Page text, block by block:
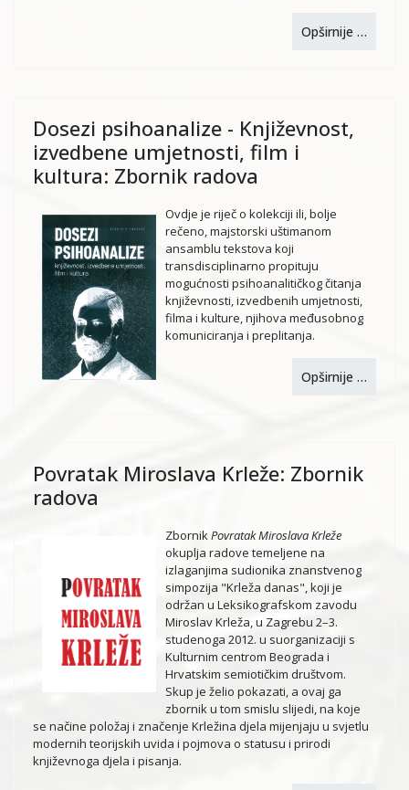
Opširnije …
Dosezi psihoanalize - Književnost,
izvedbene umjetnosti, film i
kultura: Zbornik radova
Ovdje je riječ o kolekciji ili, bolje
rečeno, majstorski uštimanom
ansamblu tekstova koji
transdisciplinarno propituju
mogućnosti psihoanalitičkog čitanja
književnosti, izvedbenih umjetnosti,
filma i kulture, njihova međusobnog
komuniciranja i preplitanja.
Opširnije …
Povratak Miroslava Krleže: Zbornik
radova
ZbornikPovratak Miroslava Krleže
okuplja radove temeljene na
izlaganjima sudionika znanstvenog
simpozija "Krleža danas", koji je
održan u Leksikografskom zavodu
Miroslav Krleža, u Zagrebu 2–3.
studenoga 2012. u suorganizaciji s
Kulturnim centrom Beograda i
Hrvatskim semiotičkim društvom.
Skup je želio pokazati, a ovaj ga
zbornik u tom smislu slijedi, na koje
se načine položaj i značenje Krležina djela mijenjaju u svjetlu
modernih teorijskih uvida i pojmova o statusu i prirodi
književnoga djela i pisanja.